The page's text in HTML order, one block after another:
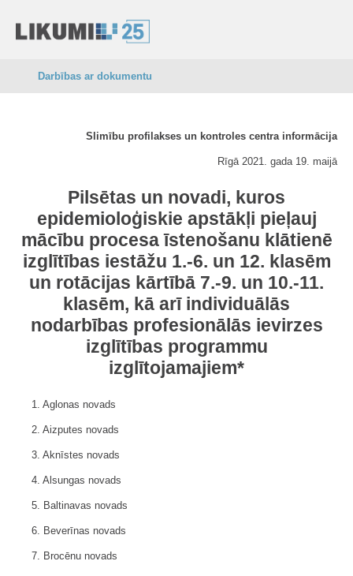
Darbības ar dokumentu
Slimību profilakses un kontroles centra informācija
Rīgā 2021. gada 19. maijā
Pilsētas un novadi, kuros
epidemioloģiskie apstākļi pieļauj
mācību procesa īstenošanu klātienē
izglītības iestāžu 1.-6. un 12. klasēm
un rotācijas kārtībā 7.-9. un 10.-11.
klasēm, kā arī individuālās
nodarbības profesionālās ievirzes
izglītības programmu
izglītojamajiem*
1. Aglonas novads
2. Aizputes novads
3. Aknīstes novads
4. Alsungas novads
5. Baltinavas novads
6. Beverīnas novads
7. Brocēnu novads